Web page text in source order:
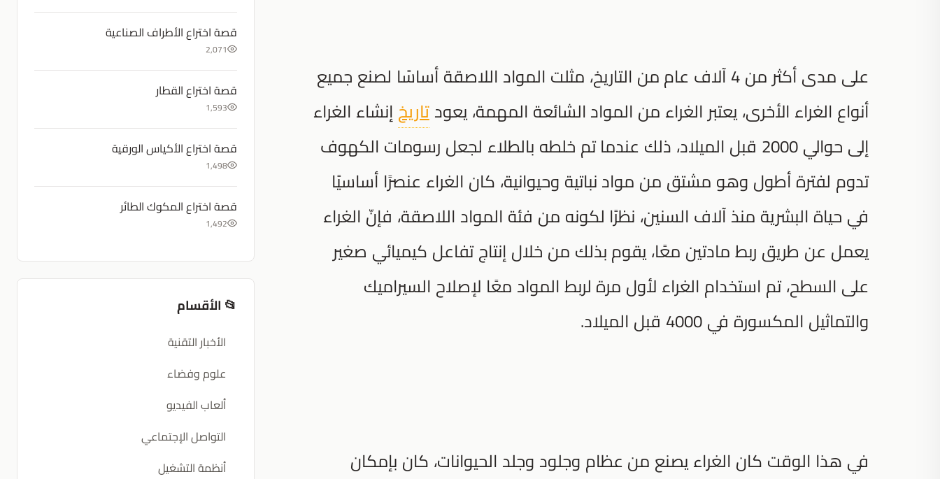
على مدى أكثر من 4 آلاف عام من التاريخ، مثلت المواد اللاصقة أساسًا لصنع جميع
أنواع الغراء الأخرى، يعتبر الغراء من المواد الشائعة المهمة، يعودتاريخ إنشاء الغراء
إلى حوالي 2000 قبل الميلاد، ذلك عندما تم خلطه بالطلاء لجعل رسومات الكهوف
تدوم لفترة أطول وهو مشتق من مواد نباتية وحيوانية، كان الغراء عنصرًا أساسيًا
في حياة البشرية منذ آلاف السنين، نظرًا لكونه من فئة المواد اللاصقة، فإنّ الغراء
يعمل عن طريق ربط مادتين معًا، يقوم بذلك من خلال إنتاج تفاعل كيميائي صغير
على السطح، تم استخدام الغراء لأول مرة لربط المواد معًا لإصلاح السيراميك
والتماثيل المكسورة في 4000 قبل الميلاد.
في هذا الوقت كان الغراء يصنع من عظام وجلود وجلد الحيوانات، كان بإمكان
قصة اختراع الأطراف الصناعية
2,071
قصة اختراع القطار
1,593
قصة اختراع الأكياس الورقية
1,498
قصة اختراع المكوك الطائر
1,492
📂 الأقسام
الأخبار التقنية
علوم وفضاء
ألعاب الفيديو
التواصل الإجتماعي
أنظمة التشغيل